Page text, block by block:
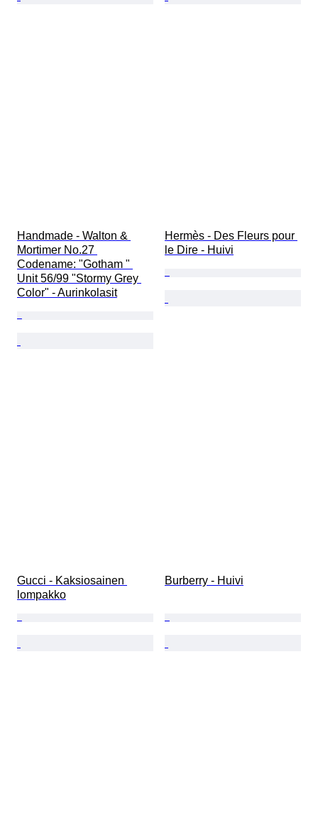
Handmade - Walton &
Mortimer No.27
Codename: "Gotham "
Unit 56/99 "Stormy Grey
Color" - Aurinkolasit
Hermès - Des Fleurs pour
le Dire - Huivi
Gucci - Kaksiosainen
lompakko
Burberry - Huivi